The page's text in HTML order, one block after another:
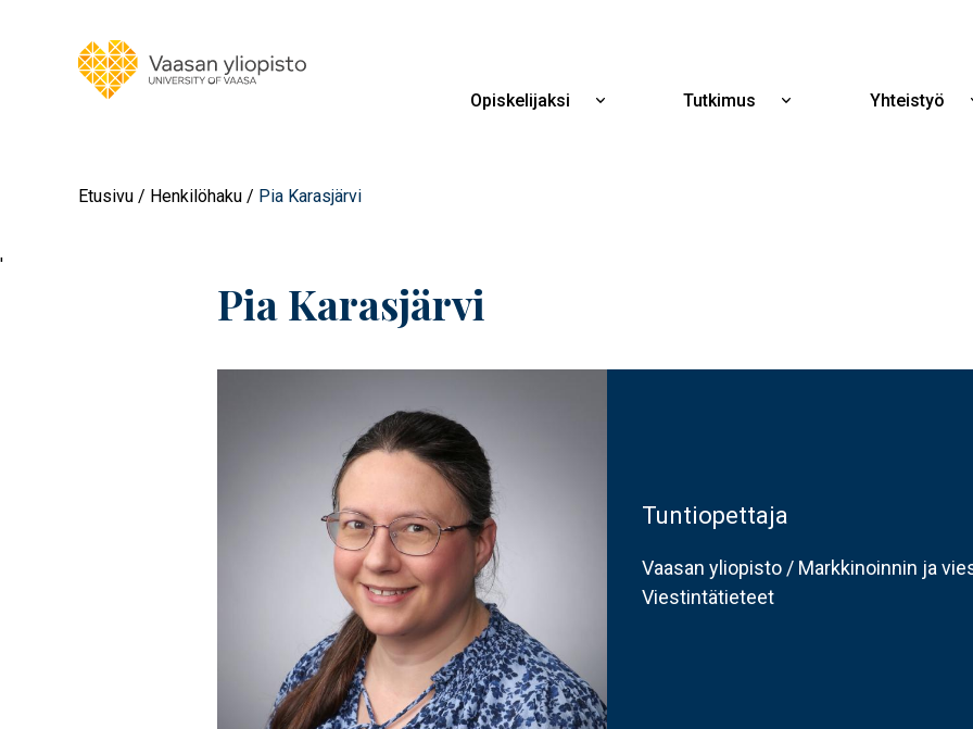
Opiskelijaksi
Näytä
Tutkimus
Näytä
Yhteistyö
Etusivu Henkilöhaku Pia Karasjärvi
'
Pia Karasjärvi
Tuntiopettaja
Vaasan yliopisto / Markkinoinnin ja
Viestintätieteet